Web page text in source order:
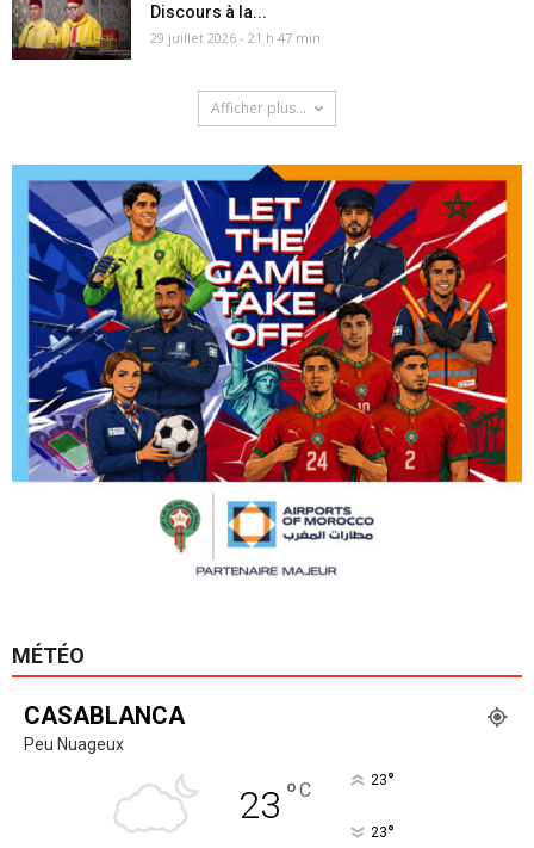
Discours à la...
29 juillet 2026 - 21 h 47 min
Afficher plus...
MÉTÉO
CASABLANCA
Peu Nuageux
23 °C 23°
23°